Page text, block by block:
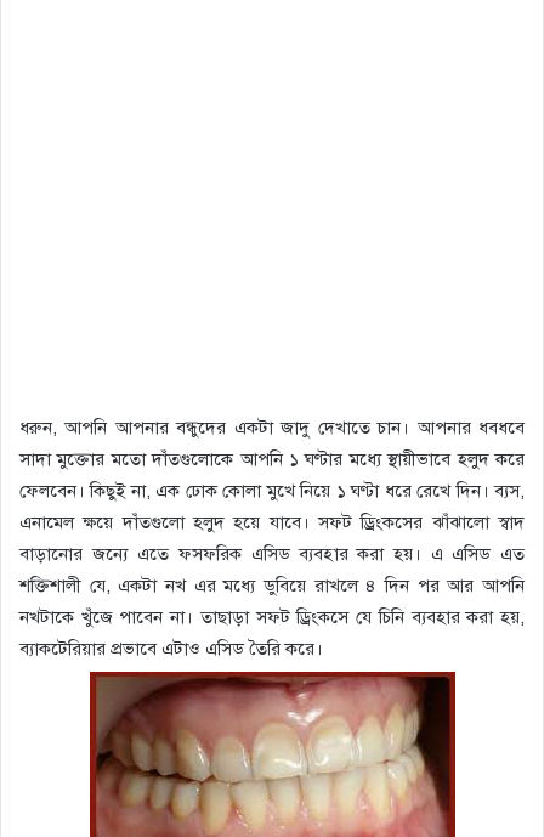
ধরুন, আপনি আপনার বন্ধুদের একটা জাদু দেখাতে চান। আপনার ধবধবে
সাদা মুক্তোর মতো দাঁতগুলোকে আপনি ১ ঘণ্টার মধ্যে স্থায়ীভাবে হলুদ করে
ফেলবেন। কিছুই না, এক ঢোক কোলা মুখে নিয়ে ১ ঘণ্টা ধরে রেখে দিন। ব্যস,
এনামেল ক্ষয়ে দাঁতগুলো হলুদ হয়ে যাবে। সফট ড্রিংকসের ঝাঁঝালো স্বাদ
বাড়ানোর জন্যে এতে ফসফরিক এসিড ব্যবহার করা হয়। এ এসিড এত
শক্তিশালী যে, একটা নখ এর মধ্যে ডুবিয়ে রাখলে ৪ দিন পর আর আপনি
নখটাকে খুঁজে পাবেন না। তাছাড়া সফট ড্রিংকসে যে চিনি ব্যবহার করা হয়,
ব্যাকটেরিয়ার প্রভাবে এটাও এসিড তৈরি করে।